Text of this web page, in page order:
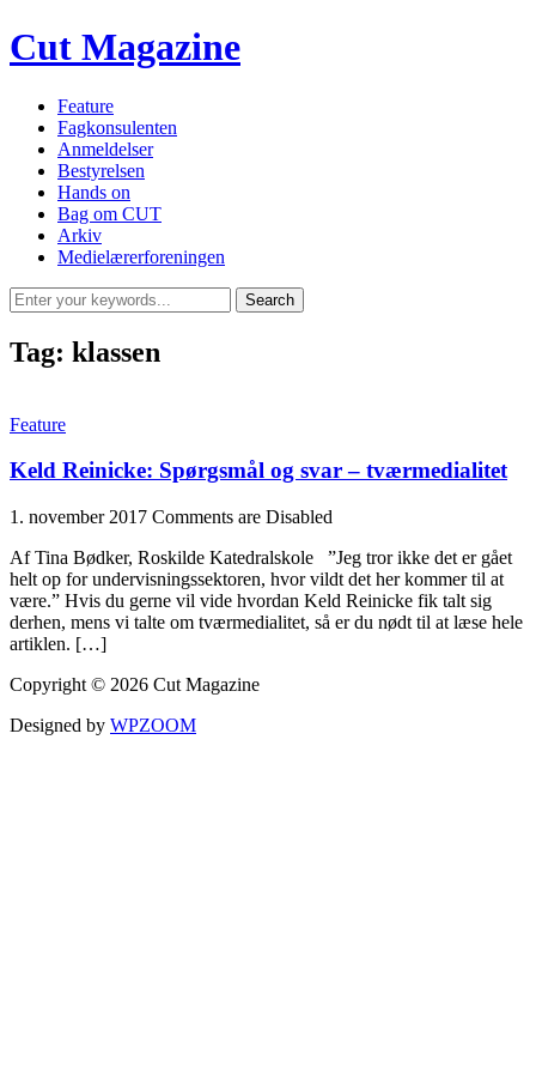
Cut Magazine
Feature
Fagkonsulenten
Anmeldelser
Bestyrelsen
Hands on
Bag om CUT
Arkiv
Medielærerforeningen
Tag: klassen
Feature
Keld Reinicke: Spørgsmål og svar – tværmedialitet
1. november 2017 Comments are Disabled
Af Tina Bødker, Roskilde Katedralskole ”Jeg tror ikke det er gået
helt op for undervisningssektoren, hvor vildt det her kommer til at
være.” Hvis du gerne vil vide hvordan Keld Reinicke fik talt sig
derhen, mens vi talte om tværmedialitet, så er du nødt til at læse hele
artiklen. […]
Copyright © 2026 Cut Magazine
Designed by WPZOOM